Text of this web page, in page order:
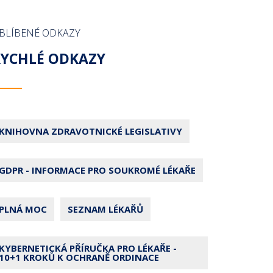
ODKAZY
ODKAZY
ZDRAVOTNICKÉ LEGISLATIVY
- INFORMACE PRO SOUKROMÉ LÉKAŘE
MOC SEZNAM LÉKAŘŮ
PŘÍRUČKA PRO LÉKAŘE -
KROKŮ K OCHRANĚ ORDINACE